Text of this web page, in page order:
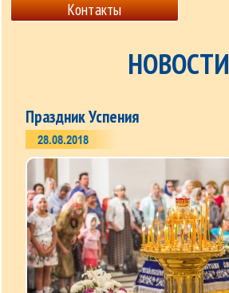
Контакты
НОВОСТИ
Праздник Успения
28.08.2018